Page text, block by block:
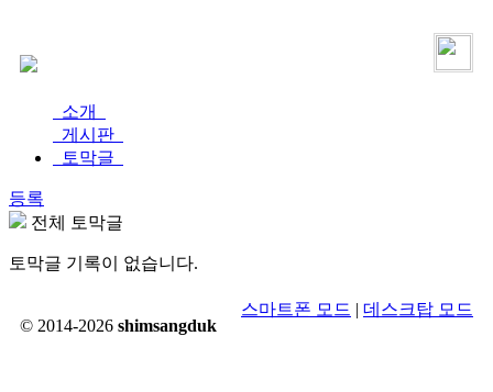
소개
게시판
토막글
등록
전체 토막글
토막글 기록이 없습니다.
© 2014-2026 shimsangduk
스마트폰 모드 | 데스크탑 모드